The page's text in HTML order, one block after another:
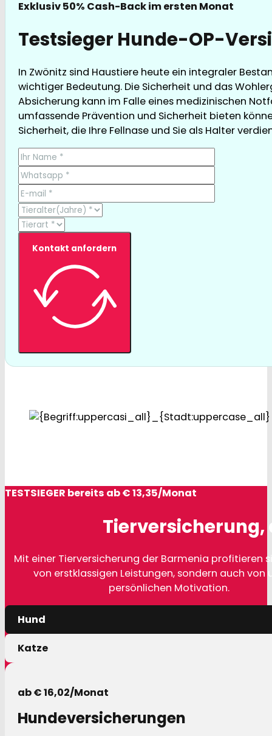
Exklusiv 50% Cash-Back im ersten Monat
Testsieger Hunde-OP-
In Zwönitz sind Haustiere heute ein integraler
wichtiger Bedeutung. Die Sicherheit und das
Absicherung kann im Falle eines medizinischen
umfassende Prävention und Sicherheit bieten
Sicherheit, die Ihre Fellnase und Sie als Halter
Kontakt anfordern
TESTSIEGER bereits ab € 13,35/Monat
Tierversicherung,
Mit einer Tierversicherung der Barmenia profitieren
von erstklassigen Leistungen, sondern auch von
persönlichen Motivation.
Hund
Katze
ab € 16,02/Monat
Hundeversicherungen